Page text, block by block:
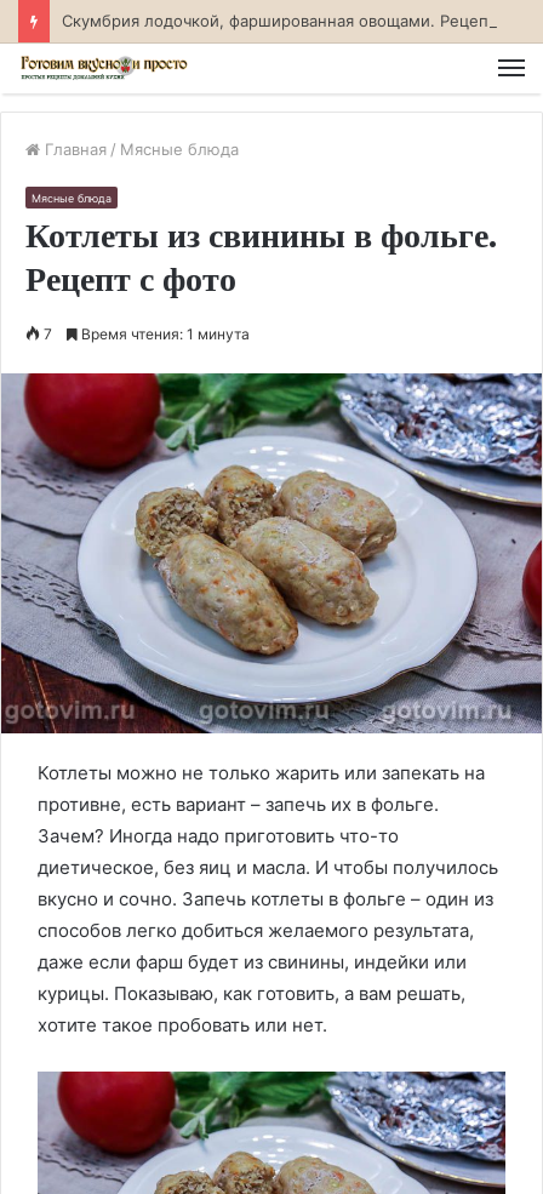
Главная / Мясные блюда
Мясные блюда
Котлеты из свинины в фольге.
Рецепт с фото
7 Время чтения: 1 минута
Котлеты можно не только жарить или запекать на
противне, есть вариант – запечь их в фольге.
Зачем? Иногда надо приготовить что-то
диетическое, без яиц и масла. И чтобы получилось
вкусно и сочно. Запечь котлеты в фольге – один из
способов легко добиться желаемого результата,
даже если фарш будет из свинины, индейки или
курицы. Показываю, как готовить, а вам решать,
хотите такое пробовать или нет.